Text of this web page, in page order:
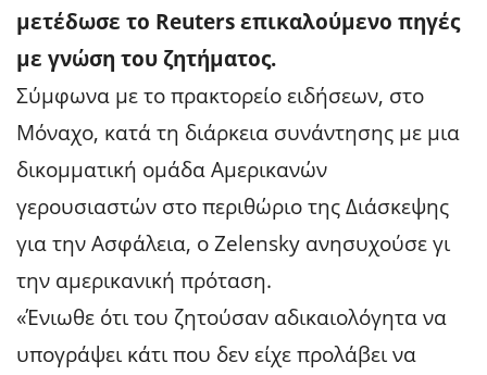
μετέδωσε το Reuters επικαλούμενο πηγές
με γνώση του ζητήματος.
Σύμφωνα με το πρακτορείο ειδήσεων, στο
Μόναχο, κατά τη διάρκεια συνάντησης με μια
δικομματική ομάδα Αμερικανών
γερουσιαστών στο περιθώριο της Διάσκεψης
για την Ασφάλεια, ο Zelensky ανησυχούσε γι
την αμερικανική πρόταση.
«Ένιωθε ότι του ζητούσαν αδικαιολόγητα να
υπογράψει κάτι που δεν είχε προλάβει να